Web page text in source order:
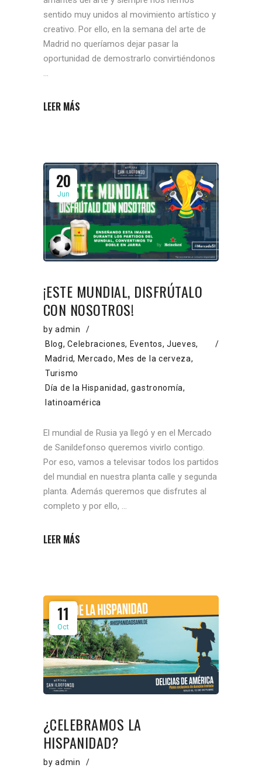
sentido muy unidos al movimiento artístico y
creativo. Por ello, en la semana del arte de
Madrid no queríamos dejar pasar la
oportunidad de demostrarlo convirtiéndonos
LEER MÁS
20
Jun
¡ESTE MUNDIAL, DISFRÚTALO
CON NOSOTROS!
byadmin
Blog,Celebraciones, Eventos,Jueves,
Madrid, Mercado, Mes de la cerveza,
Turismo
Día de la Hispanidad,gastronomía,
latinoamérica
El mundial de Rusia ya llegó y en el Mercado
de Sanildefonso queremos vivirlo contigo.
Por eso, vamos a televisar todos los partidos
del mundial en nuestra planta calle y segunda
planta. Además queremos que disfrutes al
completo y por ello,
LEER MÁS
11
Oct
¿CELEBRAMOS LA
HISPANIDAD?
byadmin